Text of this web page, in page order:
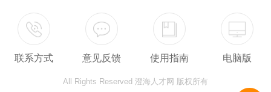
保安 翻译
广告 收银
联系方式 意见反馈 使用指南 电脑版
All Rights Reserved 澄海人才网 版权所有